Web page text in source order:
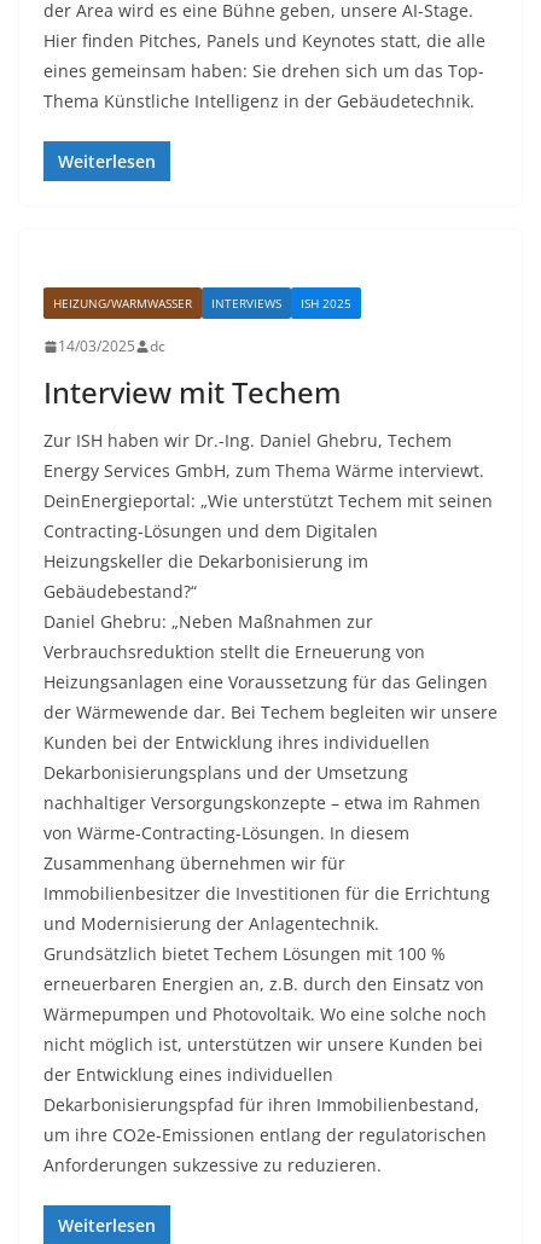
der Area wird es eine Bühne geben, unsere AI-Stage.
Hier finden Pitches, Panels und Keynotes statt, die alle
eines gemeinsam haben: Sie drehen sich um das Top-
Thema Künstliche Intelligenz in der Gebäudetechnik.
Weiterlesen
HEIZUNG/WARMWASSER INTERVIEWS ISH 2025
14/03/2025 dc
Interview mit Techem
Zur ISH haben wir Dr.-Ing. Daniel Ghebru, Techem
Energy Services GmbH, zum Thema Wärme interviewt.
DeinEnergieportal: „Wie unterstützt Techem mit seinen
Contracting-Lösungen und dem Digitalen
Heizungskeller die Dekarbonisierung im
Gebäudebestand?“
Daniel Ghebru: „Neben Maßnahmen zur
Verbrauchsreduktion stellt die Erneuerung von
Heizungsanlagen eine Voraussetzung für das Gelingen
der Wärmewende dar. Bei Techem begleiten wir unsere
Kunden bei der Entwicklung ihres individuellen
Dekarbonisierungsplans und der Umsetzung
nachhaltiger Versorgungskonzepte – etwa im Rahmen
von Wärme-Contracting-Lösungen. In diesem
Zusammenhang übernehmen wir für
Immobilienbesitzer die Investitionen für die Errichtung
und Modernisierung der Anlagentechnik.
Grundsätzlich bietet Techem Lösungen mit 100 %
erneuerbaren Energien an, z.B. durch den Einsatz von
Wärmepumpen und Photovoltaik. Wo eine solche noch
nicht möglich ist, unterstützen wir unsere Kunden bei
der Entwicklung eines individuellen
Dekarbonisierungspfad für ihren Immobilienbestand,
um ihre CO2e-Emissionen entlang der regulatorischen
Anforderungen sukzessive zu reduzieren.
Weiterlesen